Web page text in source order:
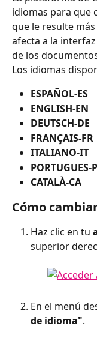
idiomas para que
que le resulte
afecta a la
de los
Los idiomas
ESPAÑOL-ES
ENGLISH-EN
DEUTSCH-DE
FRANÇAIS-FR
ITALIANO-IT
PORTUGUES-
CATALÀ-CA
Cómo
Haz clic en tu
superior
En el menú
de idioma".